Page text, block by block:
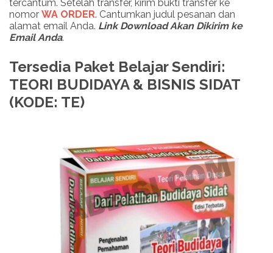
tercantum. Setelah transfer, kirim bukti transfer ke
nomor WA ORDER. Cantumkan judul pesanan dan
alamat email Anda. Link Download Akan Dikirim ke
Email Anda.
Tersedia Paket Belajar Sendiri:
TEORI BUDIDAYA & BISNIS SIDAT
(KODE: TE)